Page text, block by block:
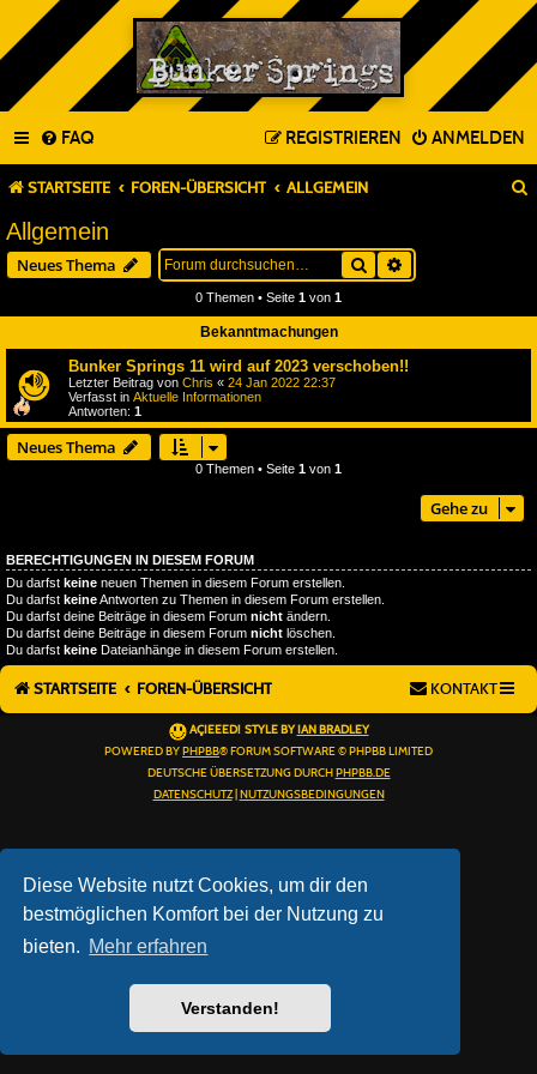
Diese Website nutzt Cookies, um dir den
bestmöglichen Komfort bei der Nutzung zu
bieten. Mehr erfahren
Verstanden!
FAQ ANMELDEN
REGISTRIEREN
STARTSEITE FOREN-ÜBERSICHT ALLGEMEIN
Allgemein
Neues Thema Suche
0 Themen • Seite 1 von 1
Bekanntmachungen
Bunker Springs 11 wird auf 2023 verschoben!!
Letzter Beitrag von Chris « 24 Jan 2022 22:37
Verfasst in Aktuelle Informationen
Antworten: 1
Neues Thema
0 Themen • Seite 1 von 1
Gehe zu
BERECHTIGUNGEN IN DIESEM FORUM
Du darfst keine neuen Themen in diesem Forum erstellen.
Du darfst keineAntworten zu Themen in diesem Forum erstellen.
Du darfst deine Beiträge in diesem Forum nicht ändern.
Du darfst deine Beiträge in diesem Forum nicht löschen.
Du darfst keine Dateianhänge in diesem Forum erstellen.
STARTSEITE FOREN-ÜBERSICHT KONTAKT
AÇIEEED! STYLE BY IAN BRADLEY
POWERED BY PHPBB® FORUM SOFTWARE © PHPBB LIMITED
DEUTSCHE ÜBERSETZUNG DURCH PHPBB.DE
DATENSCHUTZ| NUTZUNGSBEDINGUNGEN